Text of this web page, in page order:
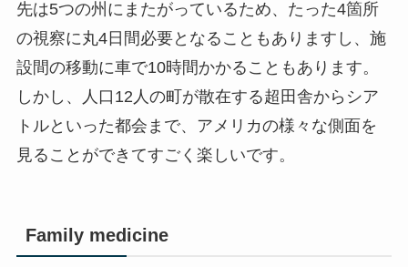
先は5つの州にまたがっているため、たった4箇所
の視察に丸4日間必要となることもありますし、施
設間の移動に車で10時間かかることもあります。
しかし、人口12人の町が散在する超田舎からシア
トルといった都会まで、アメリカの様々な側面を
見ることができてすごく楽しいです。
Family medicine